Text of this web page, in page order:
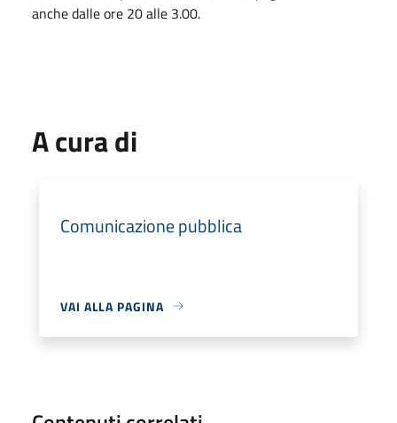
anche dalle ore 20 alle 3.00.
A cura di
Comunicazione pubblica
VAI ALLA PAGINA